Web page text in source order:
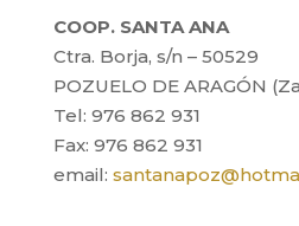
COOP. SANTA ANA
Ctra. Borja, s/n – 50529
POZUELO DE ARAGÓN
Tel: 976 862 931
Fax: 976 862 931
email: